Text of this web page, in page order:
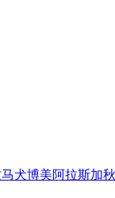
马犬博美阿拉斯加